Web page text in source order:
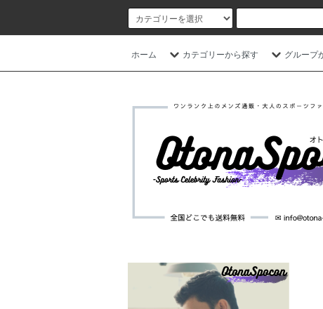
ホーム カテゴリーから探す グループ